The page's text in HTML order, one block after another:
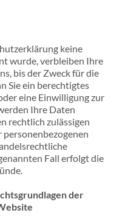
keine
wurde, verbleiben Ihre
bis der Zweck für die
Sie ein berechtigtes
eine Einwilligung zur
Ihre Daten
rechtlich zulässigen
Fall erfolgt die
der